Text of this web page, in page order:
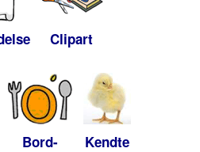
Clipart
Bord- Kendte